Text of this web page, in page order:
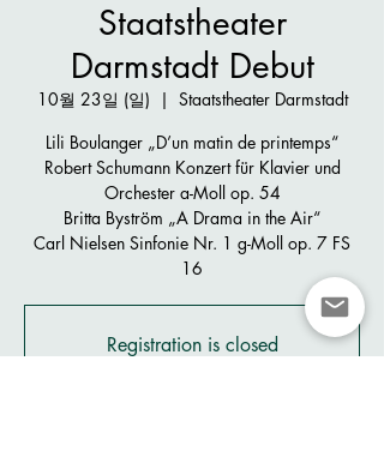
Staatstheater
Darmstadt Debut
10월 23일 (일)
  |
Staatstheater Darmstadt
Lili Boulanger „D’un matin de printemps“
Robert Schumann Konzert für Klavier und
Orchester a-Moll op. 54
Britta Byström „A Drama in the Air“
Carl Nielsen Sinfonie Nr. 1 g-Moll op. 7 FS
16
Registration is closed